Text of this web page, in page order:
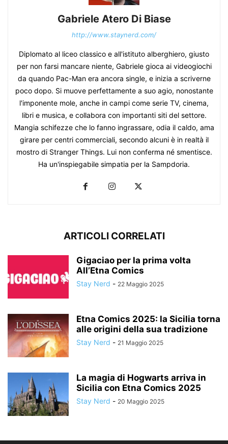
Gabriele Atero Di Biase
http://www.staynerd.com/
Diplomato al liceo classico e all'istituto alberghiero, giusto
per non farsi mancare niente, Gabriele gioca ai videogiochi
da quando Pac-Man era ancora single, e inizia a scriverne
poco dopo. Si muove perfettamente a suo agio, nonostante
l'imponente mole, anche in campi come serie TV, cinema,
libri e musica, e collabora con importanti siti del settore.
Mangia schifezze che lo fanno ingrassare, odia il caldo, ama
girare per centri commerciali, secondo alcuni è in realtà il
mostro di Stranger Things. Lui non conferma né smentisce.
Ha un'inspiegabile simpatia per la Sampdoria.
ARTICOLI CORRELATI
Gigaciao per la prima volta
All’Etna Comics
Stay Nerd - 22 Maggio 2025
Etna Comics 2025: la Sicilia torna
alle origini della sua tradizione
Stay Nerd - 21 Maggio 2025
La magia di Hogwarts arriva in
Sicilia con Etna Comics 2025
Stay Nerd - 20 Maggio 2025